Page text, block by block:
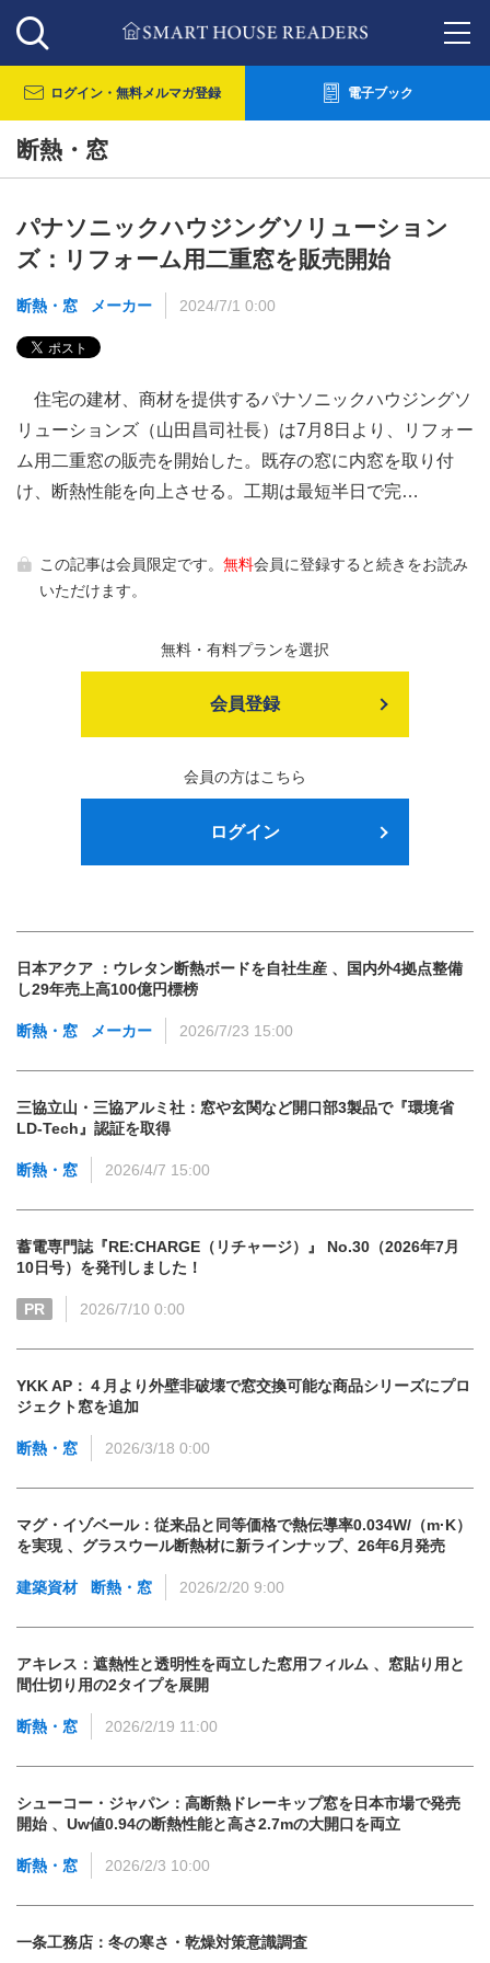
ログイン・ 無料メルマガ登録 電子ブック
断熱・窓
パナソニックハウジングソリューション
ズ：リフォーム用二重窓を販売開始
断熱・窓 メーカー 2024/7/1 0:00
住宅の建材、商材を提供するパナソニックハウジングソ
リューションズ（山田昌司社長）は7月8日より、リフォー
ム用二重窓の販売を開始した。既存の窓に内窓を取り付
け、断熱性能を向上させる。工期は最短半日で完…
この記事は会員限定です。 無料会員に登録すると続きをお読み
いただけます。
無料・有料プランを選択
会員登録
会員の方はこちら
ログイン
日本アクア ：ウレタン断熱ボードを自社生産 、国内外4拠点整備
し29年売上高100億円標榜
断熱・窓 メーカー 2026/7/23 15:00
三協立山・三協アルミ社：窓や玄関など開口部3製品で『環境省
LD-Tech』認証を取得
断熱・窓 2026/4/7 15:00
蓄電専門誌『RE:CHARGE（リチャージ）』 No.30（2026年7月
10日号）を発刊しました！
PR 2026/7/10 0:00
YKK AP：４月より外壁非破壊で窓交換可能な商品シリーズにプロ
ジェクト窓を追加
断熱・窓 2026/3/18 0:00
マグ・イゾベール：従来品と同等価格で熱伝導率0.034W/（m·K）
を実現 、グラスウール断熱材に新ラインナップ、26年6月発売
建築資材 断熱・窓 2026/2/20 9:00
アキレス：遮熱性と透明性を両立した窓用フィルム 、窓貼り用と
間仕切り用の2タイプを展開
断熱・窓 2026/2/19 11:00
シューコー・ジャパン：高断熱ドレーキップ窓を日本市場で発売
開始 、Uw値0.94の断熱性能と高さ2.7mの大開口を両立
断熱・窓 2026/2/3 10:00
一条工務店：冬の寒さ・乾燥対策意識調査